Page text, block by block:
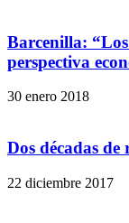
Barcenilla: “Los
perspectiva
30 enero 2018
Dos décadas de
22 diciembre 2017